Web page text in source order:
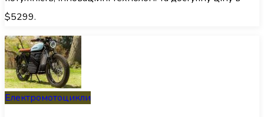
$5299.
Електромотоцикли